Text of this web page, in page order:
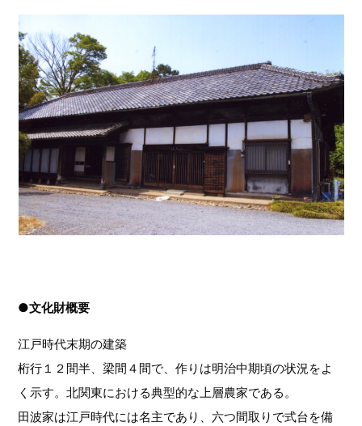
●文化財概要
江戸時代末期の建築
桁行１２間半、梁間４間で、作りは明治中期頃の状況をよ
く示す。北関東における典型的な上層農家である。
田波家は江戸時代には名主であり、六つ間取りで式台を備